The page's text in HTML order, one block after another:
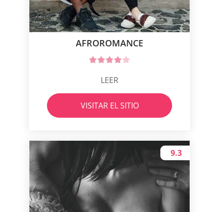
AFROROMANCE
LEER
VISITAR EL SITIO
9.3